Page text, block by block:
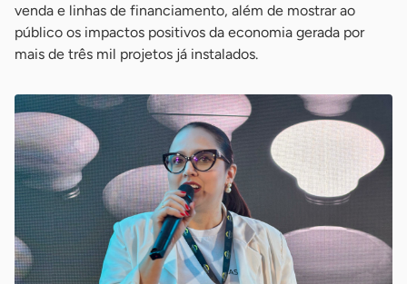
venda e linhas de financiamento, além de mostrar ao
público os impactos positivos da economia gerada por
mais de três mil projetos já instalados.